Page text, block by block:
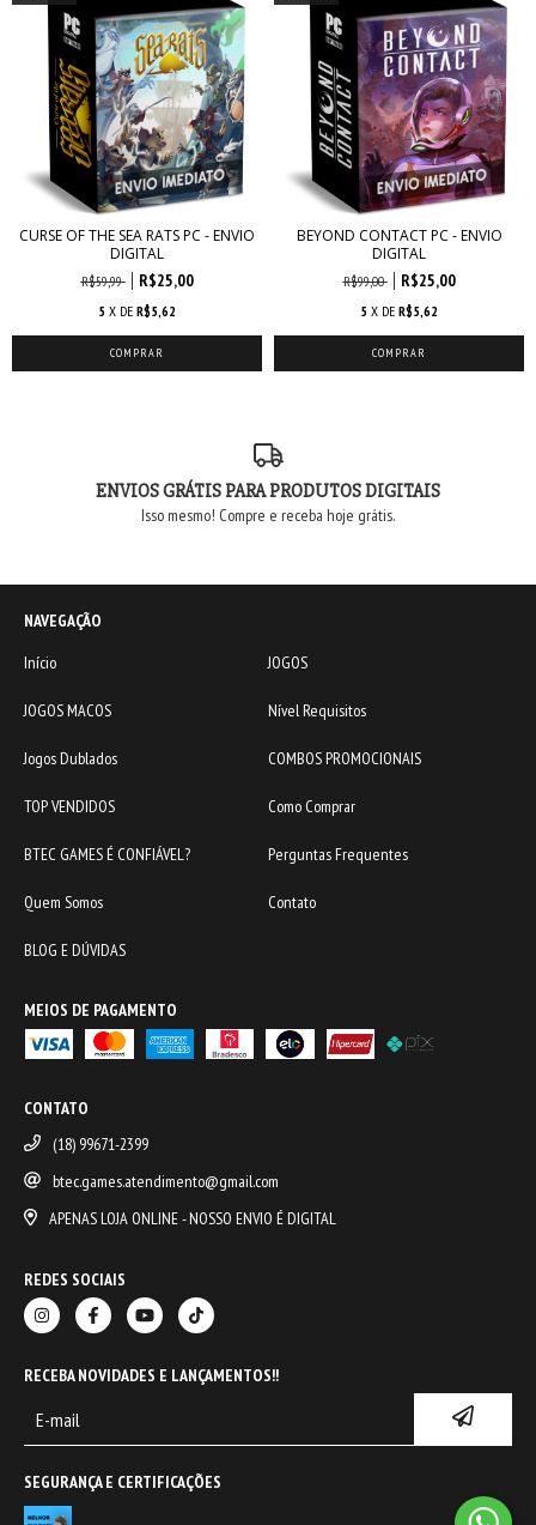
CURSE OF THE SEA RATS PC - ENVIO
DIGITAL
R$59,99 R$25,00
5 X DE R$5,62
BEYOND CONTACT PC - ENVIO
DIGITAL
R$99,00 R$25,00
5 X DE R$5,62
ENVIOS GRÁTIS PARA PRODUTOS DIGITAIS
Isso mesmo! Compre e receba hoje grátis.
NAVEGAÇÃO
Início
JOGOS
JOGOS MACOS Nível Requisitos
Jogos Dublados COMBOS PROMOCIONAIS
TOP VENDIDOS Como Comprar
BTEC GAMES É CONFIÁVEL? Perguntas Frequentes
Quem Somos Contato
BLOG E DÚVIDAS
MEIOS DE PAGAMENTO
CONTATO
(18) 99671-2399
btec.games.atendimento@gmail.com
APENAS LOJA ONLINE - NOSSO ENVIO É DIGITAL
REDES SOCIAIS
RECEBA NOVIDADES E LANÇAMENTOS!!
SEGURANÇA E CERTIFICAÇÕES